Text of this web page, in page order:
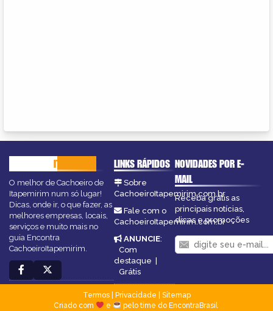
ITAPEMIRIM
O melhor de Cachoeiro de
Itapemirim num só lugar!
Dicas, onde ir, o que fazer, as
melhores empresas, locais,
serviços e muito mais no
guia Encontra
CachoeiroItapemirim.
LINKS RÁPIDOS
Sobre
CachoeiroItapemirim.com.br
Fale com o
CachoeiroItapemirim.com.br
ANUNCIE:
Com
destaque
Grátis
NOVIDADES POR E-
MAIL
Receba grátis as
principais notícias,
dicas e promoções
Termos| Privacidade
Sitemap
Criado com
e pelo time do EncontraBrasil